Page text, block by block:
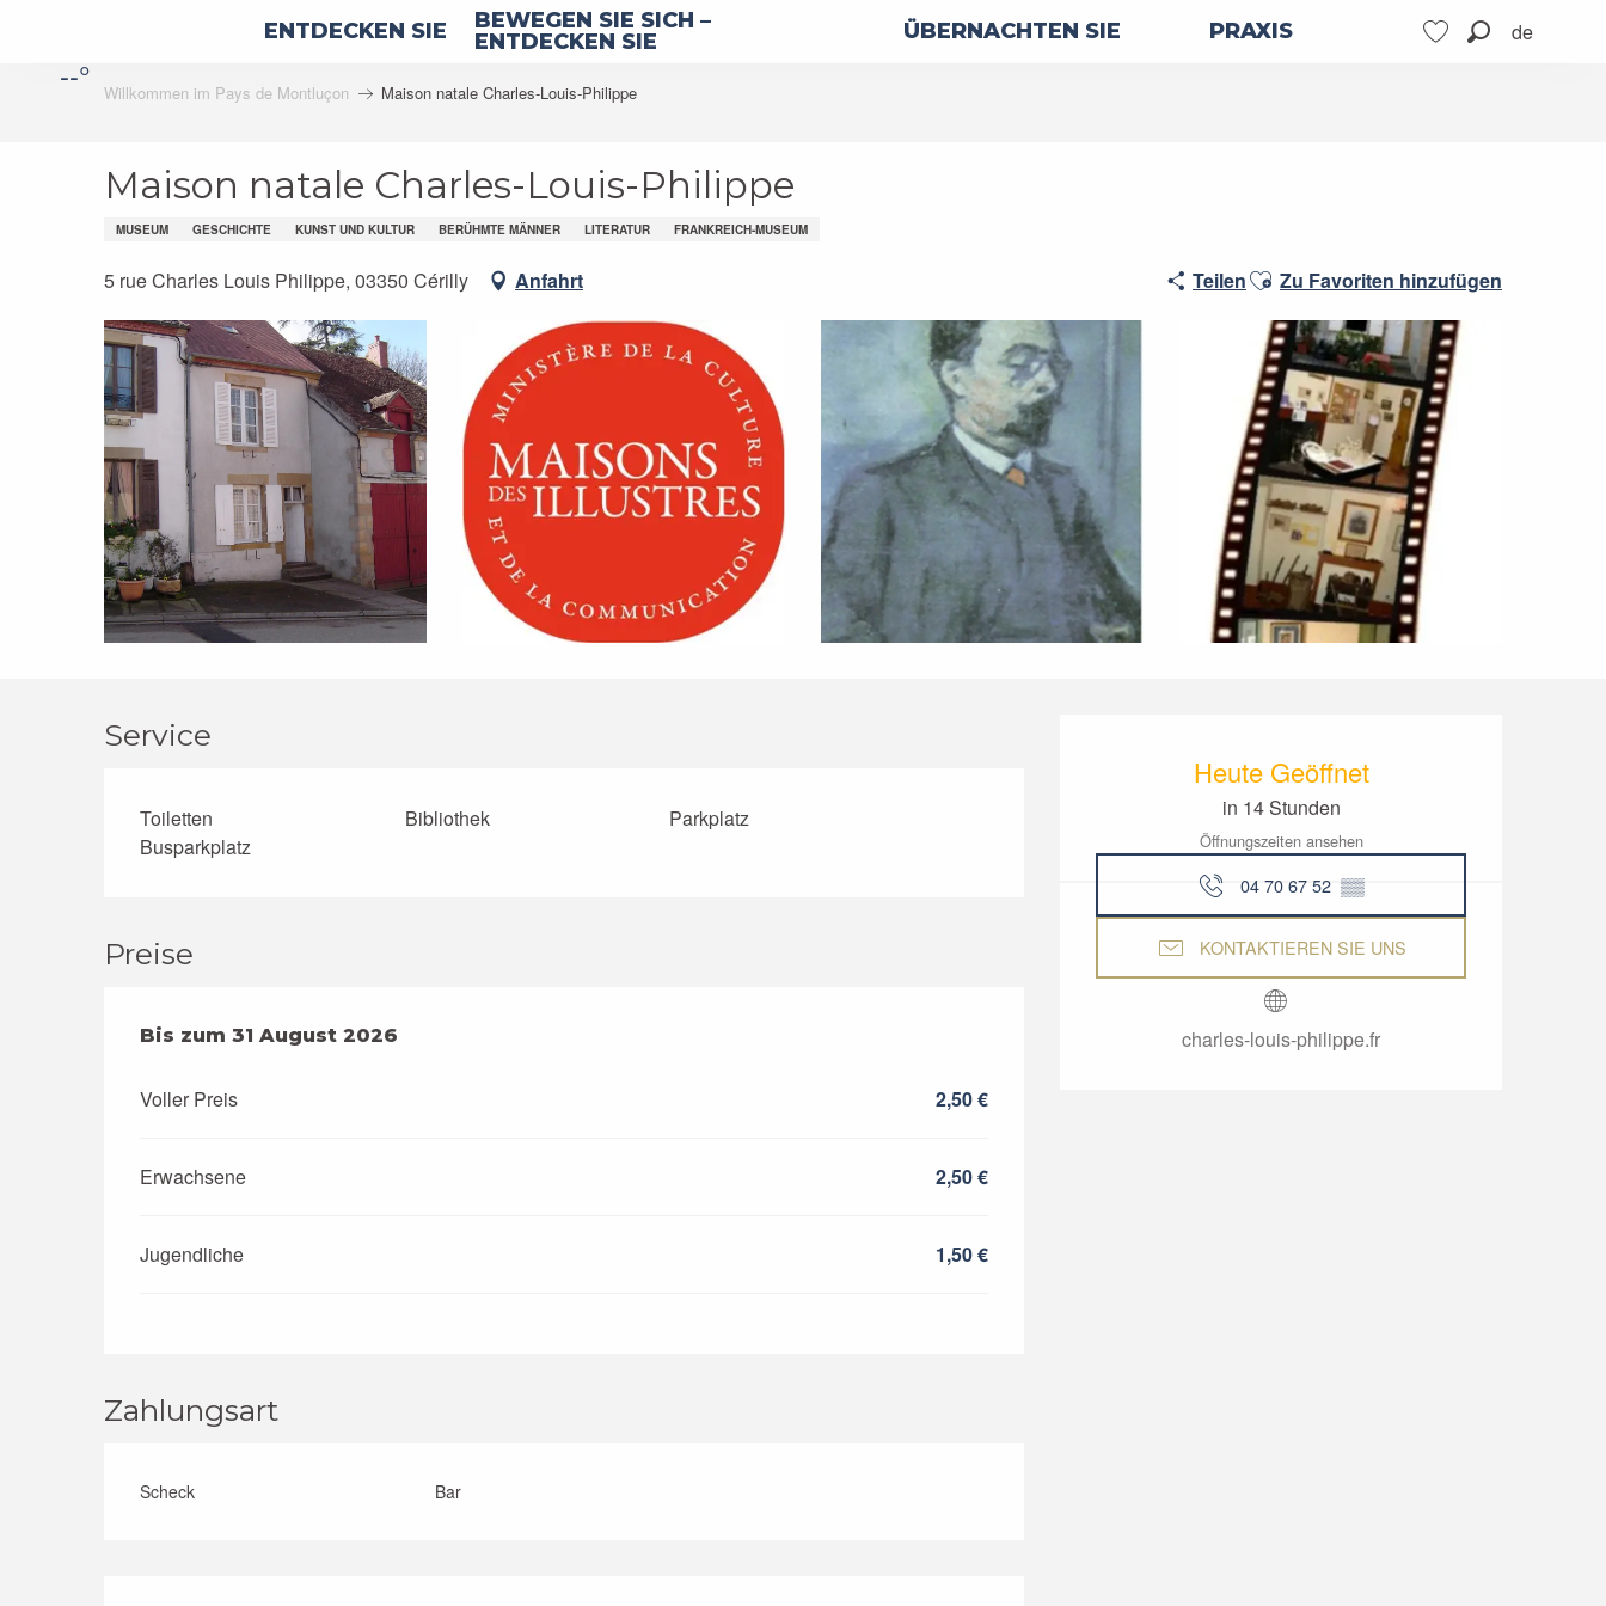
contenu
de
--°
ENTDECKEN SIE
BEWEGEN SIE SICH –
ENTDECKEN SIE
ÜBERNACHTEN SIE PRAXIS
Willkommen im Pays de Montluçon Maison natale Charles-Louis-Philippe
Maison natale Charles-Louis-Philippe
MUSEUM GESCHICHTE KUNST UND KULTUR BERÜHMTE MÄNNER LITERATUR FRANKREICH-MUSEUM
5 rue Charles Louis Philippe, 03350 Cérilly Anfahrt TeilenAjouter aux favoris
Zu Favoriten hinzufügen
Öffnungszeiten &
Heute Geöffnet
in 14 Stunden
Öffnungszeiten ansehen
04 70 67 52 ▒▒
KONTAKTIEREN SIE UNS
charles-louis-philippe.fr
Service
Toiletten Bibliothek
Parkplatz
Busparkplatz
Preise
ab1 Juli 2026bis zum31 August 2026
Bis zum 31 August 2026
Voller Preis 2,50 €
Erwachsene 2,50 €
Jugendliche 1,50 €
Zahlungsart
Scheck Bar